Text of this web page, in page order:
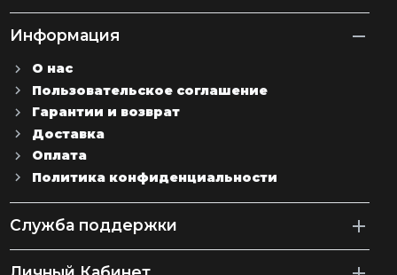
Информация
О нас
Пользовательское соглашение
Гарантии и возврат
Доставка
Оплата
Политика конфиденциальности
Служба поддержки